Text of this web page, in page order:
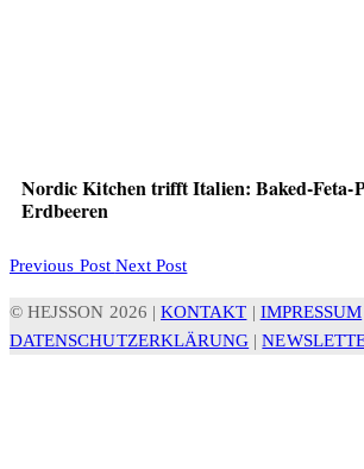
Nordic Kitchen trifft Italien: Baked-Feta-
Erdbeeren
Previous Post Next Post
© HEJSSON 2026 |KONTAKT | IMPRESSUM
DATENSCHUTZERKLÄRUNG |